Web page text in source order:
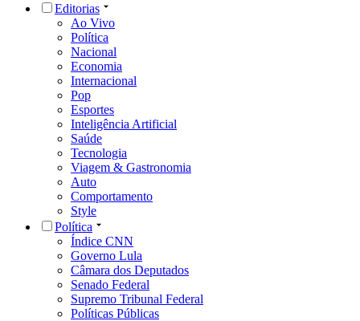
Editorias
Ao Vivo
Política
Nacional
Economia
Internacional
Pop
Esportes
Inteligência Artificial
Saúde
Tecnologia
Viagem & Gastronomia
Auto
Comportamento
Style
Política
Índice CNN
Governo Lula
Câmara dos Deputados
Senado Federal
Supremo Tribunal Federal
Políticas Públicas